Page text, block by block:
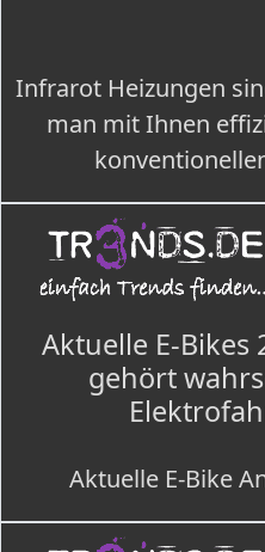
Infrarot Heizungen
man mit Ihnen
Aktuelle E-Bikes
gehört
Aktuelle E-Bike